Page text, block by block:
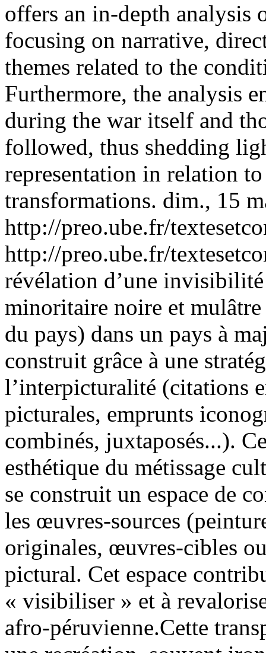
offers an in-depth analysis
focusing on narrative,
themes related to the
Furthermore, the analysis
during the war itself and
followed, thus shedding
representation in relation
transformations. dim., 15
http://preo.ube.fr/
http://preo.ube.fr/
révélation d’une
minoritaire noire et
du pays) dans un pays à
construit grâce à une
l’interpicturalité (citations
picturales, emprunts
combinés, juxtaposés...).
esthétique du métissage
se construit un espace de
les œuvres-sources
originales, œuvres-cibles
pictural. Cet espace
« visibiliser » et à
afro-péruvienne.Cette